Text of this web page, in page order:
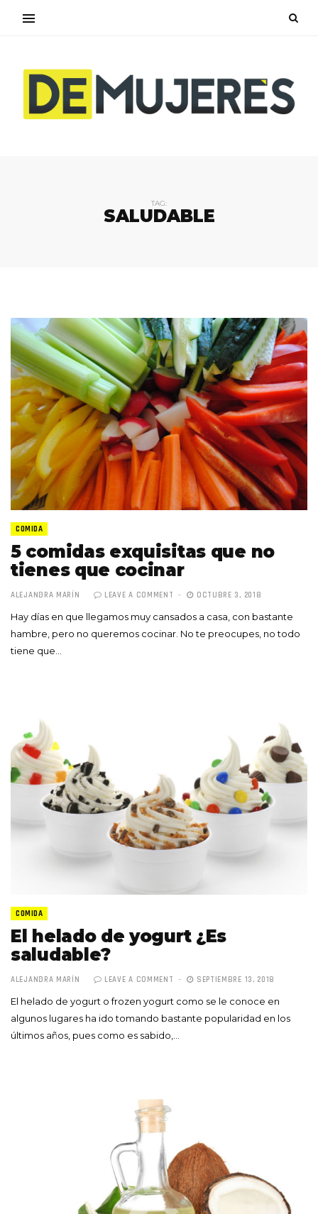
TAG:
SALUDABLE
COMIDA
5 comidas exquisitas que no
tienes que cocinar
ALEJANDRA MARÍN LEAVE A COMMENT OCTUBRE 3, 2018
Hay días en que llegamos muy cansados a casa, con bastante
hambre, pero no queremos cocinar. No te preocupes, no todo
tiene que…
COMIDA
El helado de yogurt ¿Es
saludable?
ALEJANDRA MARÍN LEAVE A COMMENT SEPTIEMBRE 13, 2018
El helado de yogurt o frozen yogurt como se le conoce en
algunos lugares ha ido tomando bastante popularidad en los
últimos años, pues como es sabido,…